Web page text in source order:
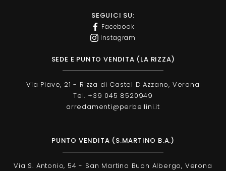
SEGUICI SU:
Facebook
Instagram
SEDE E PUNTO VENDITA (LA RIZZA)
Via Piave, 21 - Rizza di Castel D'Azzano, Verona
Tel. +39 045 8520949
arredamenti@perbellini.it
PUNTO VENDITA (S.MARTINO B.A.)
Via S. Antonio, 54 - San Martino Buon Albergo, Verona